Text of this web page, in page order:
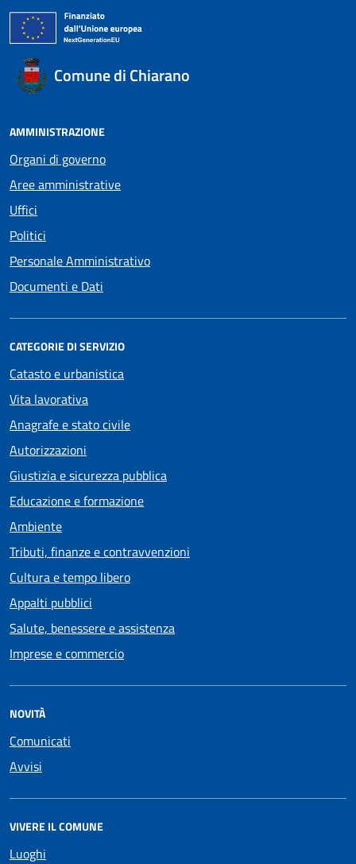
Comune di Chiarano
AMMINISTRAZIONE
Organi di governo
Aree amministrative
Uffici
Politici
Personale Amministrativo
Documenti e Dati
CATEGORIE DI SERVIZIO
Catasto e urbanistica
Vita lavorativa
Anagrafe e stato civile
Autorizzazioni
Giustizia e sicurezza pubblica
Educazione e formazione
Ambiente
Tributi, finanze e contravvenzioni
Cultura e tempo libero
Appalti pubblici
Salute, benessere e assistenza
Imprese e commercio
NOVITÀ
Comunicati
Avvisi
VIVERE IL COMUNE
Luoghi